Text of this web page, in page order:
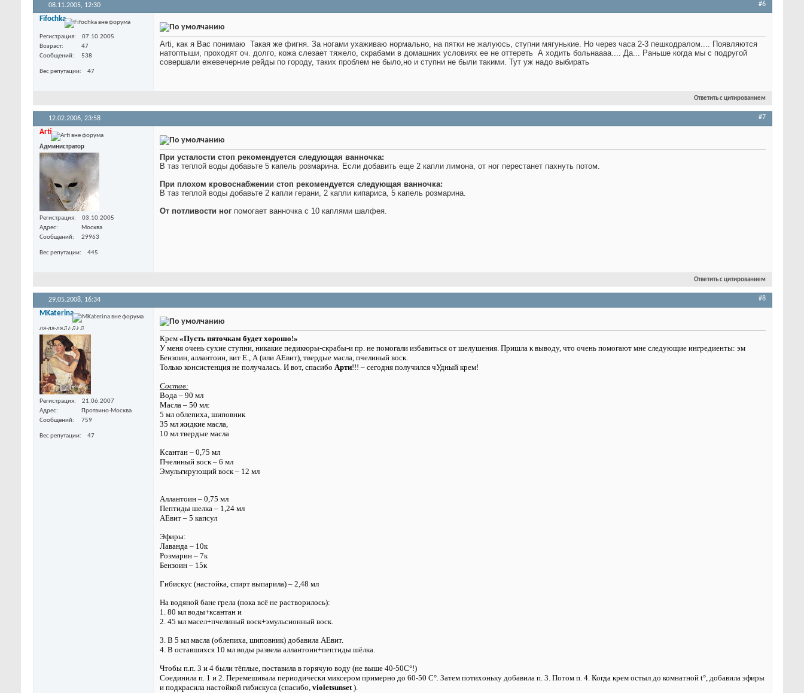
08.11.2005, 12:30 #6
Fifochka
Регистрация
07.10.2005
Возраст
47
Сообщений
538
Вес репутации 47
Arti, как я Вас понимаю Такая же фигня. За ногами ухаживаю нормально, на пятки не жалуюсь, ступни мягунькие. Но через часа 2-3 пешкодралом.... Появляются
натоптыши, проходят оч. долго, кожа слезает тяжело, скрабами в домашних условиях ее не оттереть А ходить больнаааа.... Да... Раньше когда мы с подругой
совершали ежевечерние рейды по городу, таких проблем не было,но и ступни не были такими. Тут уж надо выбирать
Ответить с цитированием
12.02.2006, 23:58 #7
Arti
Администратор
Регистрация
03.10.2005
Адрес
Москва
Сообщений
29963
Вес репутации 445
При усталости стоп рекомендуется следующая ванночка:
В таз теплой воды добавьте 5 капель розмарина. Если добавить еще 2 капли лимона, от ног перестанет пахнуть потом.
При плохом кровоснабжении стоп рекомендуется следующая ванночка:
В таз теплой воды добавьте 2 капли герани, 2 капли кипариса, 5 капель розмарина.
От потливости ног помогает ванночка с 10 каплями шалфея.
Ответить с цитированием
29.05.2008, 16:34 #8
MKaterina
ля-ля-ля♫♪♫♪♫
Регистрация
21.06.2007
Адрес
Протвино-Москва
Сообщений
759
Вес репутации 47
Крем «Пусть пяточкам будет хорошо!»
У меня очень сухие ступни, никакие педикюры-скрабы-и пр. не помогали избавиться от шелушения. Пришла к выводу, что очень помогают мне следующие ингредиенты: эм
Бензоин, аллантоин, вит Е., А (или АЕвит), твердые масла, пчелиный воск.
Только консистенция не получалась. И вот, спасибо Арти!!! – сегодня получился чУдный крем!
Состав:
Вода – 90 мл
Масла – 50 мл:
5 мл облепиха, шиповник
35 мл жидкие масла,
10 мл твердые масла
Ксантан – 0,75 мл
Пчелиный воск – 6 мл
Эмульгирующий воск – 12 мл
Аллантоин – 0,75 мл
Пептиды шелка – 1,24 мл
АЕвит – 5 капсул
Эфиры:
Лаванда – 10к
Розмарин – 7к
Бензоин – 15к
Гибискус (настойка, спирт выпарила) – 2,48 мл
На водяной бане грела (пока всё не растворилось):
1. 80 мл воды+ксантан и
2. 45 мл масел+пчелиный воск+эмульсионный воск.
3. В 5 мл масла (облепиха, шиповник) добавила АЕвит.
4. В оставшихся 10 мл воды развела аллантоин+пептиды шёлка.
Чтобы п.п. 3 и 4 были тёплые, поставила в горячую воду (не выше 40-50С°!)
Соединила п. 1 и 2. Перемешивала периодически миксером примерно до 60-50 С°. Затем потихоньку добавила п. 3. Потом п. 4. Когда крем остыл до комнатной t°, добавила эфиры
и подкрасила настойкой гибискуса (спасибо, violetsunset).